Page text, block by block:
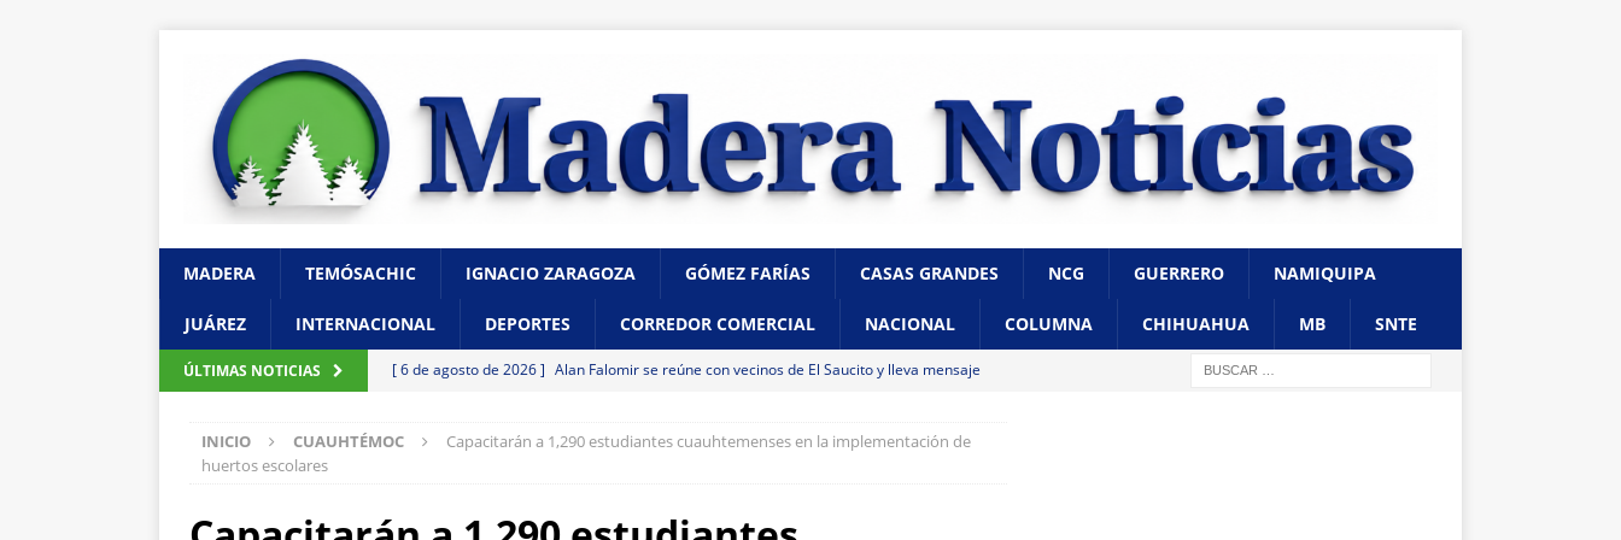
MADERA TEMÓSACHIC IGNACIO ZARAGOZA GÓMEZ FARÍAS CASAS GRANDES NCG GUERRERO NAMIQUIPA
JUÁREZ INTERNACIONAL DEPORTES CORREDOR COMERCIAL NACIONAL COLUMNA CHIHUAHUA MB SNTE
ÚLTIMAS NOTICIAS [ 6 de agosto de 2026 ] Alan Falomir se reúne con vecinos de El Saucito y lleva mensaje
[ 6 de agosto de 2026 ]
Destaca César Jáuregui la importancia de atender las colonias
[ 6 de agosto de 2026 ] ¿Buscas casa de renta en internet? Evita fraudes con estas
INICIO CUAUHTÉMOC
Capacitarán a 1,290 estudiantes cuauhtemenses en la implementación de
huertos escolares